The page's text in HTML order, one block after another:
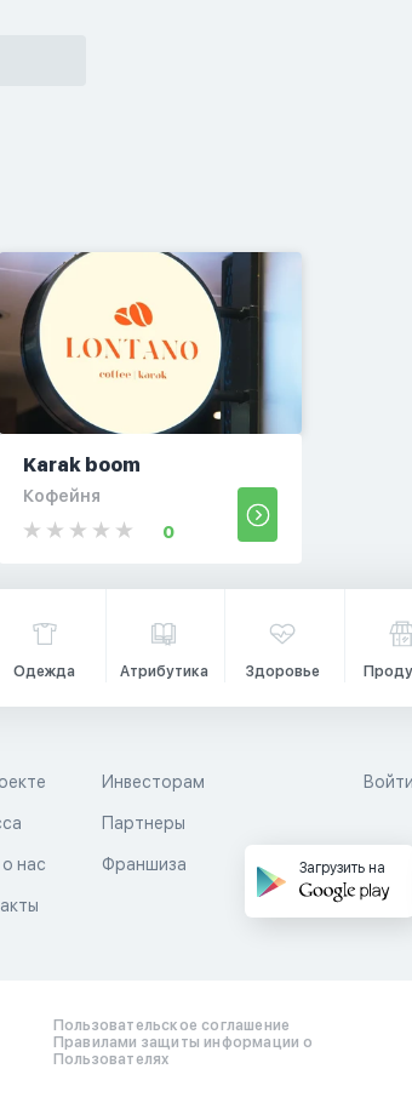
Karak boom
Кофейня
0
Одежда Атрибутика Здоровье
нас
Инвесторам
Партнеры
Франшиза
Войти
Загрузить на
Пользовательское соглашение
Правилами защиты информации о
Пользователях